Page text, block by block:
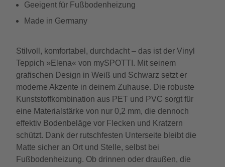
Geeigent für Fußbodenheizung
Made in Germany
Stilvoll, komfortabel, durchdacht – das ist der Vinyl
Teppich »Elena« von mySPOTTI. Mit seinem
grafischen Design in Weiß und Schwarz setzt er
moderne Akzente in deinem Zuhause. Die robuste
Kunststoffkombination aus PET und PVC sorgt für
eine Materialstärke von nur 0,2 mm, die dennoch
effektiv Bodenbeläge vor Flecken und Kratzern
schützt. Dank der rutschfesten Unterseite bleibt die
Matte sicher an Ort und Stelle, selbst bei
Fußbodenheizung. Ob drinnen oder draußen, die